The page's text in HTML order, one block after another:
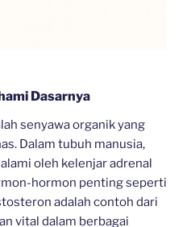
Dasarnya
senyawa organik yang
Dalam tubuh manusia,
oleh kelenjar adrenal
hormon penting seperti
adalah contoh dari
vital dalam berbagai